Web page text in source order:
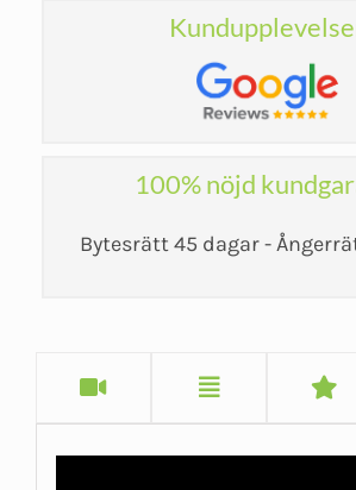
100% nöjd
Bytesrätt 45 dagar -